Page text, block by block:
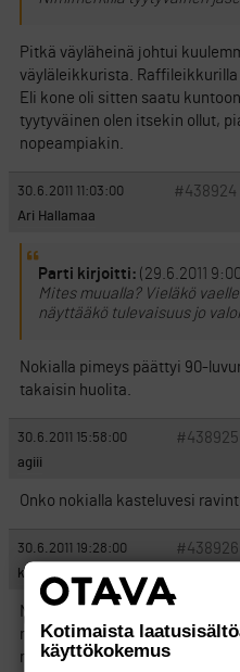
Pitkä väyläheinä johtui
väyläleikkurista.
Eli kone oli sitten saatu
tyytyväinen olen itsekin ollut,
nopeampiakin.
30.6.2011 11:03:00 #438924
Ari Hallamaa
Parti kirjoitti: (29.6.2011
Mites muualla? Vieläkö
näyttääkö tulevaisuus jo
Nokialla pimeys päättyi 90-
takaisin huolita.
30.6.2011 15:58:00 #438925
agiii
Onko nokialla kasteluvesi
30.6.2011 19:28:00 #438926
kebax
Niin mitä tässä kotikenttää
näyttänyt kovinkaan hyvältä
matkaa vierähtänny niin paljon
Kotimaista
käyttökokemus